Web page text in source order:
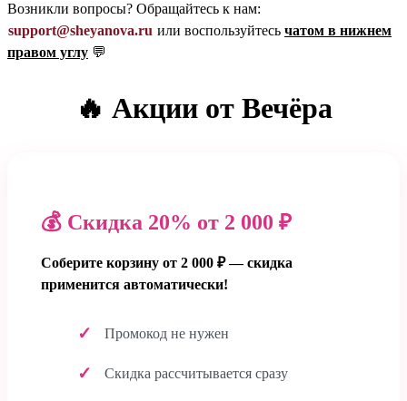
Возникли вопросы? Обращайтесь к нам:
support@sheyanova.ru или воспользуйтесь чатом в нижнем
правом углу 💬
🔥 Акции от Вечёра
💰 Скидка 20% от 2 000 ₽
Соберите корзину от 2 000 ₽ — скидка
применится автоматически!
Промокод не нужен
Скидка рассчитывается сразу